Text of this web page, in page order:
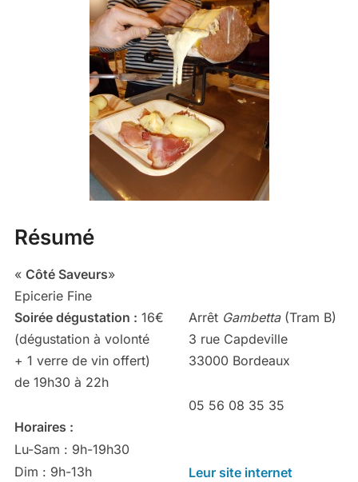
Résumé
« Côté Saveurs»
Epicerie Fine
Soirée dégustation : 16€
(dégustation à volonté
+ 1 verre de vin offert)
de 19h30 à 22h
Horaires :
Lu-Sam : 9h-19h30
Dim : 9h-13h
ArrêtGambetta(Tram B)
3 rue Capdeville
33000 Bordeaux
05 56 08 35 35
Leur site internet